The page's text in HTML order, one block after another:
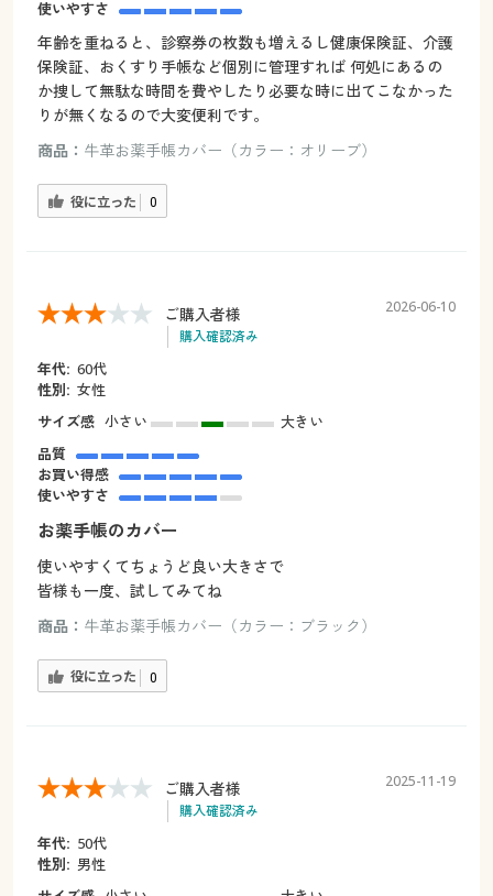
使いやすさ
年齢を重ねると、診察券の枚数も増えるし健康保険証、介護
保険証、おくすり手帳など個別に管理すれば 何処にあるの
か捜して無駄な時間を費やしたり必要な時に出てこなかった
りが無くなるので大変便利です。
商品： 牛革お薬手帳カバー（カラー：オリーブ）
役に立った 0
ご購入者様
購入確認済み
2026-06-10
年代: 60代
性別: 女性
サイズ感 小さい
大きい
品質
お買い得感
使いやすさ
お薬手帳のカバー
使いやすくてちょうど良い大きさで
皆様も一度、試してみてね
商品： 牛革お薬手帳カバー（カラー：ブラック）
役に立った 0
ご購入者様
購入確認済み
2025-11-19
年代: 50代
性別: 男性